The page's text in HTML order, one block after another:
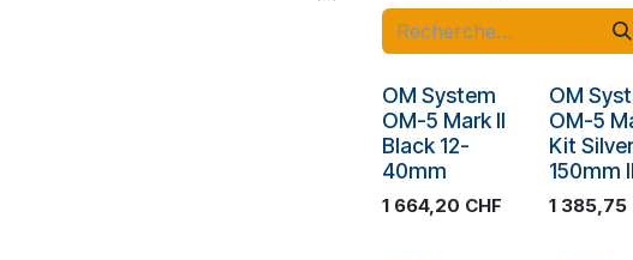
Plus de stock
OM System
OM-5 Mark II
Black 12-
40mm
1 664,20 CHF
Plus de
OM
OM-5
Kit
150mm
1 385,75